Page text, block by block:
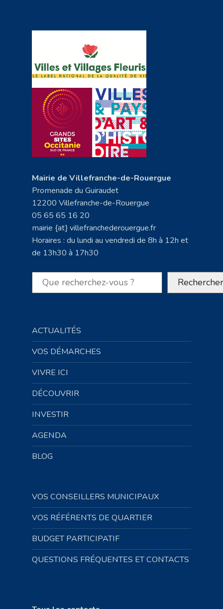
Mairie de Villefranche-de-Rouergue
Promenade du Guiraudet
12200 Villefranche-de-Rouergue
05 65 65 16 20
mairie {at} villefranchederouergue.fr
Horaires : du lundi au vendredi de 8h à 12h et
de 13h30 à 17h30
Rechercher Rechercher
ACTUALITÉS
VOS DÉMARCHES
VIVRE ICI
DÉCOUVRIR
INVESTIR
AGENDA
BLOG
VOS CONSEILLERS MUNICIPAUX
VOS RÉFÉRENTS DE QUARTIER
BUDGET PARTICIPATIF
QUESTIONS FRÉQUENTES ET CONTACTS